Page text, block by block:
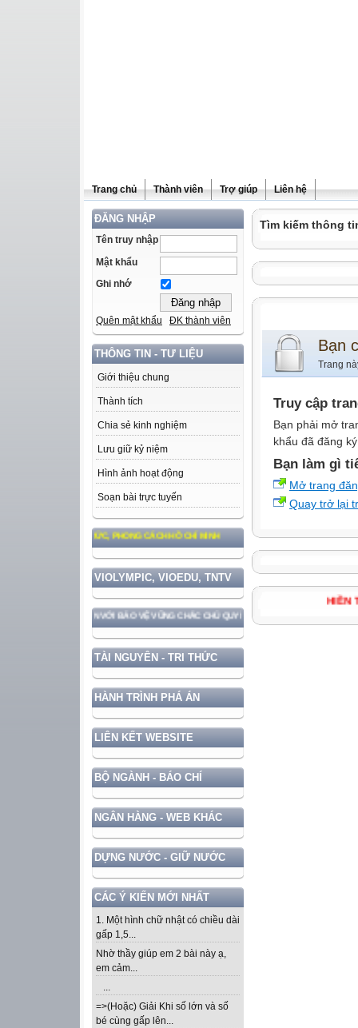
Trang chủ Thành viên Trợ giúp Liên hệ
ĐĂNG NHẬP
Tên truy nhập
Mật khẩu
Ghi nhớ
Quên mật khẩu ĐK thành viên
THÔNG TIN - TƯ LIỆU
Giới thiệu chung
Thành tích
Chia sẻ kinh nghiệm
Lưu giữ kỷ niệm
Hình ảnh hoạt động
Soạn bài trực tuyến
TƯ TƯỞNG, ĐẠO ĐỨC, PHONG CÁCH HỒ CHÍ MINH
VIOLYMPIC, VIOEDU, TNTV
ĐẤT NƯỚC GẮN VỚI BẢO VỆ VỮNG CHẮC CHỦ QUYỀN VÀ ĐỘC LẬP DÂN TỘC!
TÀI NGUYÊN - TRI THỨC
HÀNH TRÌNH PHÁ ÁN
LIÊN KẾT WEBSITE
BỘ NGÀNH - BÁO CHÍ
NGÂN HÀNG - WEB KHÁC
DỰNG NƯỚC - GIỮ NƯỚC
CÁC Ý KIẾN MỚI NHẤT
1. Một hình chữ nhật có chiều dài
gấp 1,5...
Nhờ thầy giúp em 2 bài này ạ,
em cảm...
...
=>(Hoặc) Giải Khi số lớn và số
bé cùng gấp lên...
Tìm kiếm thông
Bạn
Trang
Truy cập
Bạn phải mở
khẩu đã đăng
Bạn làm gì
Mở trang
Quay trở lại